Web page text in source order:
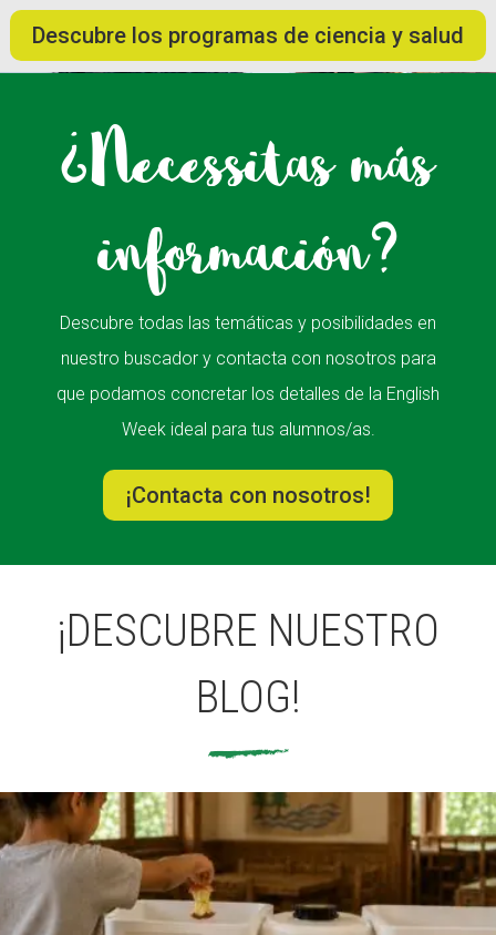
Descubre los programas de ciencia y salud
¿Necessitas más
información?
Descubre todas las temáticas y posibilidades en
nuestro buscador y contacta con nosotros para
que podamos concretar los detalles de la English
Week ideal para tus alumnos/as.
¡Contacta con nosotros!
¡DESCUBRE NUESTRO
BLOG!